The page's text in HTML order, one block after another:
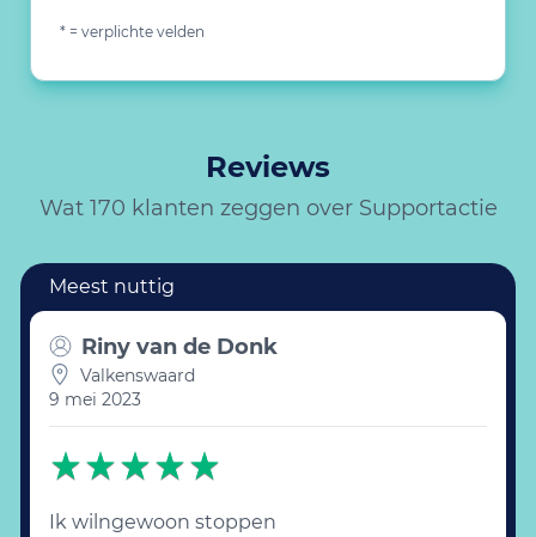
* = verplichte velden
Reviews
Wat 170 klanten zeggen over Supportactie
Riny van de Donk
Valkenswaard
9 mei 2023
Ik wilngewoon stoppen